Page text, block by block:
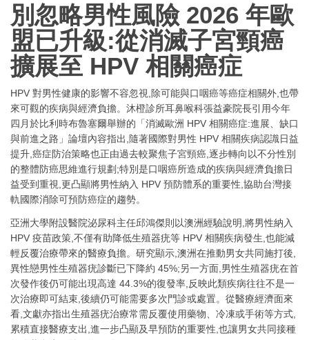
別忽略男性風險 2026 年歐
盟已升級:從消滅子宮頸癌
擴展至 HPV 相關癌症
HPV 對男性健康的影響不容忽視,除可能與口咽癌等癌症相關外,也帶
來可觀的疾病與經濟負擔。沐橙診所耳鼻喉科張益豪院長引用今年
四月於比利時布魯塞爾舉辦的「消滅歐洲 HPV 相關癌症:進展、缺口
與前進之路」論壇內容指出,隨著國際對男性 HPV 相關疾病認識日益
提升,癌症防治策略也正由過去較聚焦子宮頸癌,逐步轉向以不分性別
的整體防癌思維進行規劃;特別是口咽癌所造成的疾病與經濟負擔日
益受到重視,更凸顯將男性納入 HPV 預防體系的重要性,協助台灣接
軌國際消除可預防癌症的趨勢。
亞洲大學附設醫院泌尿科主任邱鴻傑則以澳洲經驗說明,將男性納入
HPV 疫苗政策,不僅有助降低生殖器疣等 HPV 相關疾病發生,也能減
輕反覆治療帶來的醫療負擔。研究顯示,澳洲在推動男女共同施打後,
異性戀男性生殖器疣診斷已下降約 45%;另一方面,男性生殖器疣在首
次發作後仍可能出現高達 44.3%的復發率,反映此類疾病往往不是一
次治療即可結束,後續仍可能需要多次門診或處置。從醫療經濟面來
看,文獻亦指出生殖器疣治療常需反覆使用藥物、冷凍或手術等方式,
累積直接醫療支出,進一步凸顯及早預防的重要性,也讓男女共同接種